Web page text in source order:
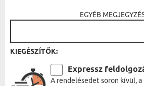
EGYÉB
KIEGÉSZÍTŐK:
Expressz
A rendelésedet soron kívül,